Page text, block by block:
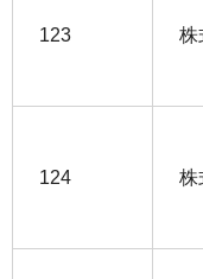
123 株
124 株